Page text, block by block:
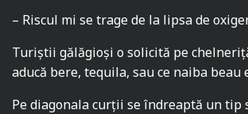
– Riscul mi se trage de la lipsa de
Turiștii gălăgioși o solicită pe
aducă bere, tequila, sau ce naiba beau
Pe diagonala curții se îndreaptă un tip